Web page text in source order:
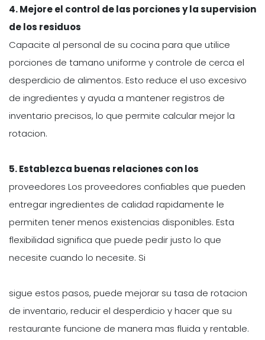
4. Mejore el control de las porciones y la supervision
de los residuos
Capacite al personal de su cocina para que utilice
porciones de tamano uniforme y controle de cerca el
desperdicio de alimentos. Esto reduce el uso excesivo
de ingredientes y ayuda a mantener registros de
inventario precisos, lo que permite calcular mejor la
rotacion.
5. Establezca buenas relaciones con los
proveedores Los proveedores confiables que pueden
entregar ingredientes de calidad rapidamente le
permiten tener menos existencias disponibles. Esta
flexibilidad significa que puede pedir justo lo que
necesite cuando lo necesite. Si
sigue estos pasos, puede mejorar su tasa de rotacion
de inventario, reducir el desperdicio y hacer que su
restaurante funcione de manera mas fluida y rentable.